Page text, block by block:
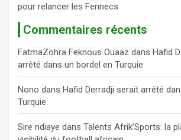
pour relancer les Fennecs
Commentaires récents
FatmaZohra Feknous Ouaaz dans Hafid
arrêté dans un bordel en Turquie.
Nono dans Hafid Derradji serait arrêté
Turquie.
Sire ndiaye dans Talents Afrik’Sports: la